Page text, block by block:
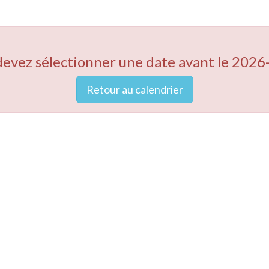
sélectionner une date avant le
Retour au calendrier